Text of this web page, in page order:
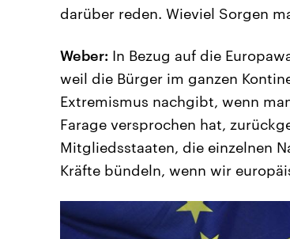
darüber reden. Wieviel Sorgen
Weber: In Bezug auf die
weil die Bürger im ganzen
Extremismus nachgibt, wenn
Farage versprochen hat,
Mitgliedsstaaten, die einzelnen
Kräfte bündeln, wenn wir